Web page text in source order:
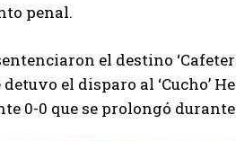
penal.
el destino
el disparo al ‘Cucho’
0-0 que se prolongó